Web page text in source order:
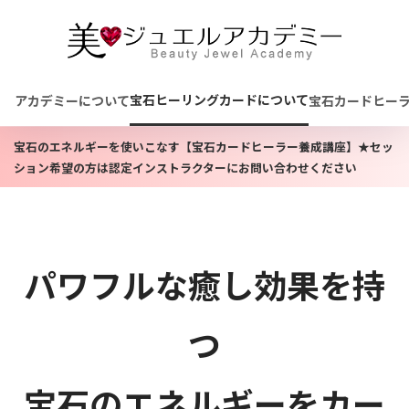
アカデミーについて宝石ヒーリングカードについて宝石カードヒー
宝石のエネルギーを使いこなす【宝石カードヒーラー養成講座】★セッ
ション希望の方は認定インストラクターにお問い合わせください
パワフルな癒し効果を持
つ